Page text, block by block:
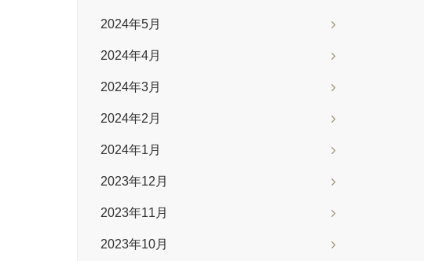
2024年5月
2024年4月
2024年3月
2024年2月
2024年1月
2023年12月
2023年11月
2023年10月